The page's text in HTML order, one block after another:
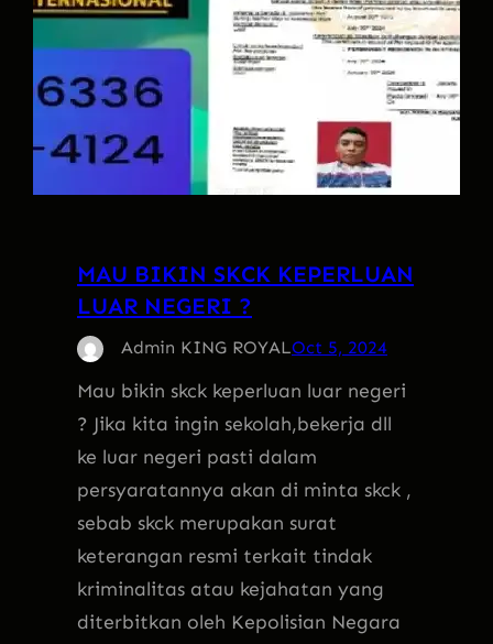
MAU BIKIN SKCK KEPERLUAN
LUAR NEGERI ?
Admin KING ROYALOct 5, 2024
Mau bikin skck keperluan luar negeri
? Jika kita ingin sekolah,bekerja dll
ke luar negeri pasti dalam
persyaratannya akan di minta skck ,
sebab skck merupakan surat
keterangan resmi terkait tindak
kriminalitas atau kejahatan yang
diterbitkan oleh Kepolisian Negara